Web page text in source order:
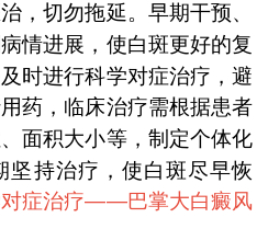
，切勿拖延。早期干预、
情进展，使白斑更好的复
时进行科学对症治疗，避
药，临床治疗需根据患者
面积大小等，制定个体化
坚持治疗，使白斑尽早恢
对症治疗——巴掌大白癜风